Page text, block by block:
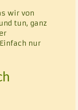
wir von
tun, ganz
nur